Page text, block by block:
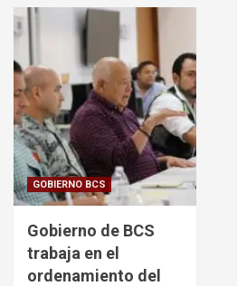
GOBIERNO BCS
Gobierno de BCS
trabaja en el
ordenamiento del